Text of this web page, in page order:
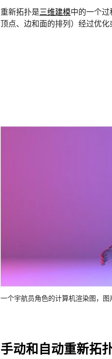
重新拓扑是三维建模中的一个
顶点、边和面的排列）经过优化
一个宇航员角色的计算机渲染图，
手动和自动重新拓